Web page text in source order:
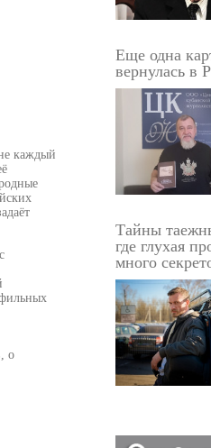
каждый
о
Еще одна
вернулась в
Тайны
где глухая
много